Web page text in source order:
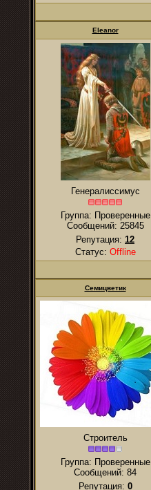
Eleanor
Генералиссимус
Группа: Проверенные
Сообщений: 25845
Репутация: 12
Статус: Offline
Семицветик
Строитель
Группа: Проверенные
Сообщений: 84
Репутация: 0